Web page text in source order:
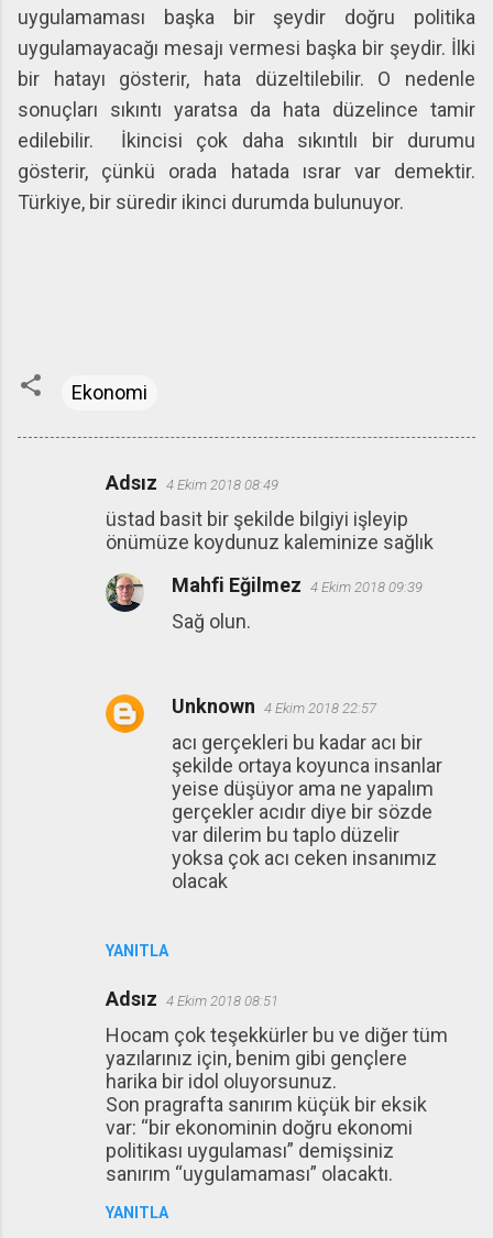
uygulamaması başka bir şeydir doğru politika
uygulamayacağı mesajı vermesi başka bir şeydir. İlki
bir hatayı gösterir, hata düzeltilebilir. O nedenle
sonuçları sıkıntı yaratsa da hata düzelince tamir
edilebilir.
İkincisi çok daha sıkıntılı bir durumu
gösterir, çünkü orada hatada ısrar var demektir.
Türkiye, bir süredir ikinci durumda bulunuyor.
Ekonomi
Adsız 4 Ekim 2018 08:49
üstad basit bir şekilde bilgiyi işleyip
önümüze koydunuz kaleminize sağlık
YANITLA
Mahfi Eğilmez 4 Ekim 2018 09:39
Sağ olun.
Unknown 4 Ekim 2018 22:57
acı gerçekleri bu kadar acı bir
şekilde ortaya koyunca insanlar
yeise düşüyor ama ne yapalım
gerçekler acıdır diye bir sözde
var dilerim bu taplo düzelir
yoksa çok acı ceken insanımız
olacak
Adsız 4 Ekim 2018 08:51
Hocam çok teşekkürler bu ve diğer tüm
yazılarınız için, benim gibi gençlere
harika bir idol oluyorsunuz.
Son pragrafta sanırım küçük bir eksik
var: “bir ekonominin doğru ekonomi
politikası uygulaması” demişsiniz
sanırım “uygulamaması” olacaktı.
YANITLA